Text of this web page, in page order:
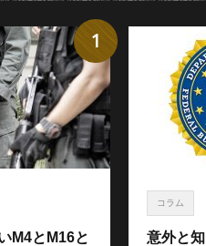
M4とM16と
1
コラム
意外と